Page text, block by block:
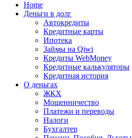
лиц
Home
Деньги в долг
Автокредиты
Кредитные карты
Ипотека
Займы на Qiwi
Кредиты WebMoney
Кредитные калькуляторы
Кредитная история
О деньгах
ЖКХ
Мошенничество
Платежи и переводы
Налоги
Бухгалтер